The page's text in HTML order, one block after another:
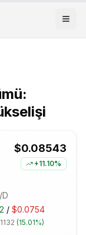
$0.08543
+11.10%
D
/ $0.0754
(15.01%)